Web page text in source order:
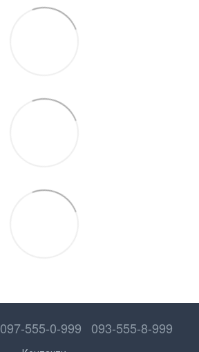
097-555-0-999 093-555-8-999